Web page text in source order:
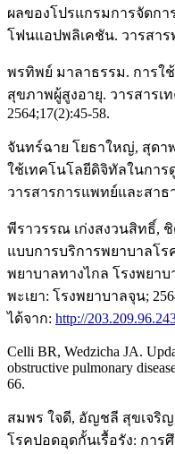
ผลของโปรแกรมการจัดก
โฟนแอปพลิเคชัน. วารสารพ
พรทิพย์ มาลาธรรม. การใ
สุขภาพผู้สูงอายุ. วารสารเ
2564;17(2):45-58.
จันทร์ฉาย โยธาใหญ่, สุดา
ใช้เทคโนโลยีดิจิทัลในกา
วารสารการแพทย์และสาธ
พีราวรรณ เก่งสงวนสิทธิ์,
แบบการบริการพยาบาลโร
พยาบาลทางไกล โรงพยาบ
พะเยา: โรงพยาบาลจุน;
ได้จาก: http://
Celli BR, Wedzicha JA.
obstructive pulmonary
66.
สมพร ใจดี, อัญชลี สุขเจริ
โรคปอดอุดกั้นเรื้อรัง: การ